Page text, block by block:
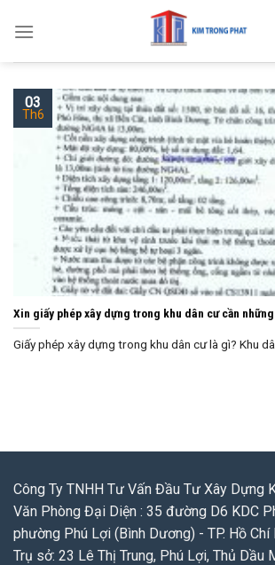
Xin giấy phép xây dựng trong khu dân cư cần
Giấy phép xây dựng trong khu dân cư là gì? Khu
03
Th6
Công Ty TNHH Tư Vấn Đầu Tư Xây Dựng
Văn Phòng Đại Diện : 35 đường D6 KDC
phường Phú Lợi (Bình Dương) - TP. Hồ Chí
Trụ sở: 23 Lê Thị Trung, Phú Lợi, Thủ Dầu